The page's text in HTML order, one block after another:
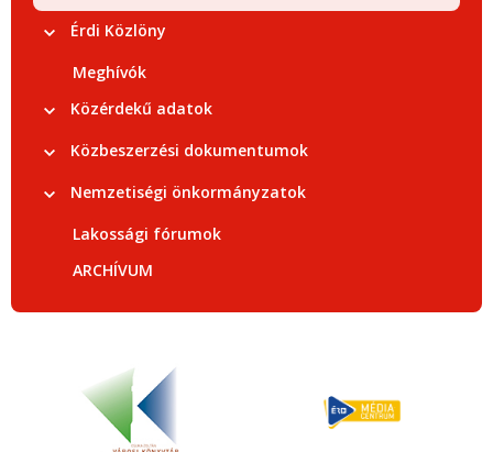
Érdi Közlöny
Meghívók
Közérdekű adatok
Közbeszerzési dokumentumok
Nemzetiségi önkormányzatok
Lakossági fórumok
ARCHÍVUM